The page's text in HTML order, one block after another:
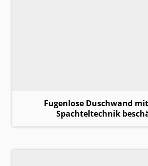
Fugenlose Duschwand
Spachteltechnik